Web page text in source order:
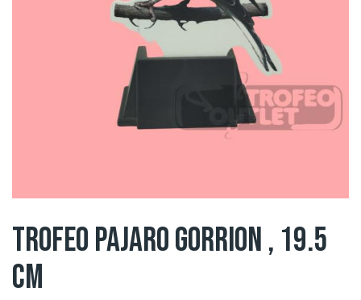
TROFEO PAJARO GORRION , 19.5
CM